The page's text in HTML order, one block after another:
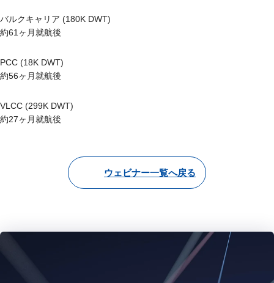
バルクキャリア (180K DWT)
約61ヶ月就航後
PCC (18K DWT)
約56ヶ月就航後
VLCC (299K DWT)
約27ヶ月就航後
ウェビナー一覧へ戻る